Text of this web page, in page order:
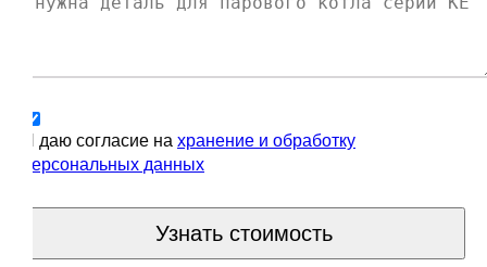
Я даю согласие на хранение и обработку
персональных данных
Узнать стоимость